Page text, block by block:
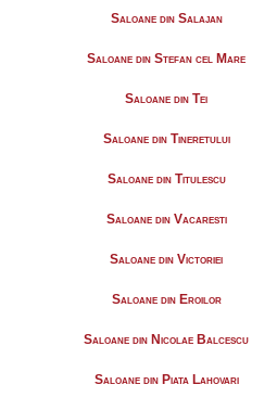
Saloane din Salajan
Saloane din Stefan cel Mare
Saloane din Tei
Saloane din Tineretului
Saloane din Titulescu
Saloane din Vacaresti
Saloane din Victoriei
Saloane din Eroilor
Saloane din Nicolae Balcescu
Saloane din Piata Lahovari